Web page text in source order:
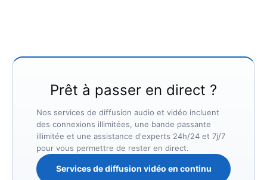
Prêt à passer en direct ?
Nos services de diffusion audio et vidéo incluent
des connexions illimitées, une bande passante
illimitée et une assistance d'experts 24h/24 et 7j/7
pour vous permettre de rester en direct.
Services de diffusion vidéo en continu